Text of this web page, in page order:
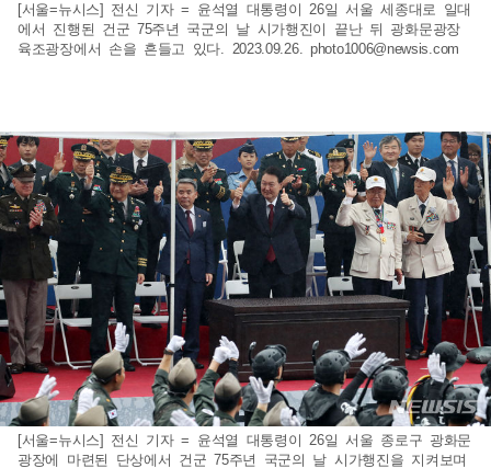
[서울=뉴시스] 전신 기자 = 윤석열 대통령이 26일 서울 세종대로 일대
에서 진행된 건군 75주년 국군의 날 시가행진이 끝난 뒤 광화문광장
육조광장에서 손을 흔들고 있다. 2023.09.26. photo1006@newsis.com
[서울=뉴시스] 전신 기자 = 윤석열 대통령이 26일 서울 종로구 광화문
광장에 마련된 단상에서 건군 75주년 국군의 날 시가행진을 지켜보며